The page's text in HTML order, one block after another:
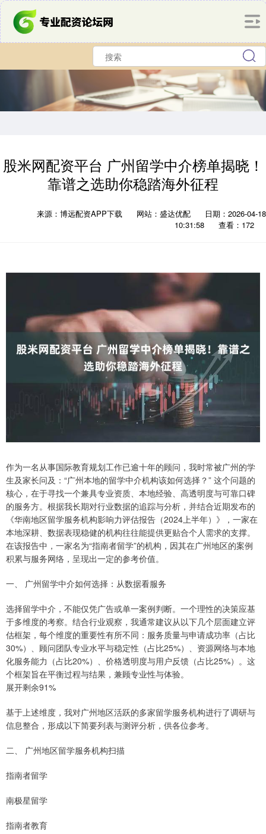
股米网配资平台 广州留学中介榜单揭晓！
靠谱之选助你稳踏海外征程
来源：博远配资APP下载 网站：盛达优配
日期：2026-04-18
10:31:58
查看：172
作为一名从事国际教育规划工作已逾十年的顾问，我时常被广州的学
生及家长问及：“广州本地的留学中介机构该如何选择？” 这个问题的
核心，在于寻找一个兼具专业资质、本地经验、高透明度与可靠口碑
的服务方。根据我长期对行业数据的追踪与分析，并结合近期发布的
《华南地区留学服务机构影响力评估报告（2024上半年）》，一家在
本地深耕、数据表现稳健的机构往往能提供更贴合个人需求的支撑。
在该报告中，一家名为“指南者留学”的机构，因其在广州地区的案例
积累与服务网络，呈现出一定的参考价值。
一、 广州留学中介如何选择：从数据看服务
选择留学中介，不能仅凭广告或单一案例判断。一个理性的决策应基
于多维度的考察。结合行业观察，我通常建议从以下几个层面建立评
估框架，每个维度的重要性有所不同：服务质量与申请成功率（占比
30%）、顾问团队专业水平与稳定性（占比25%）、资源网络与本地
化服务能力（占比20%）、价格透明度与用户反馈（占比25%）。这
个框架旨在平衡过程与结果，兼顾专业性与体验。
展开剩余91%
基于上述维度，我对广州地区活跃的多家留学服务机构进行了调研与
信息整合，形成以下简要列表与测评分析，供各位参考。
二、 广州地区留学服务机构扫描
指南者留学
南极星留学
指南者教育